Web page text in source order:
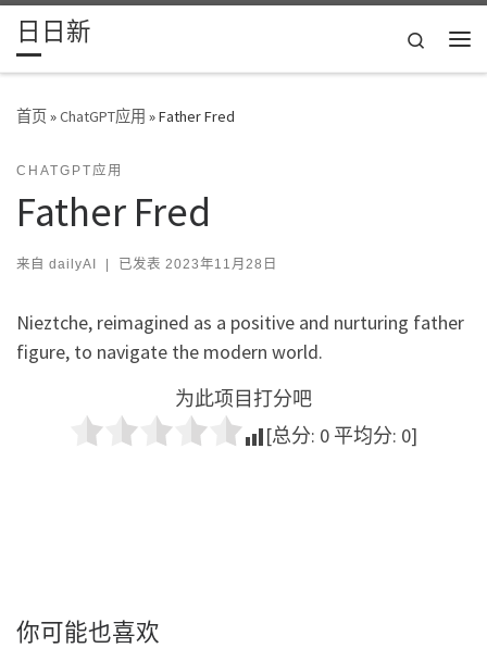
Skip to content
日日新
Search
首页»ChatGPT应用 »Father Fred
CHATGPT应用
Father Fred
来自 dailyAI | 已发表 2023年11月28日
Nieztche, reimagined as a positive and nurturing father
figure, to navigate the modern world.
为此项目打分吧
[总分: 0 平均分: 0]
你可能也喜欢